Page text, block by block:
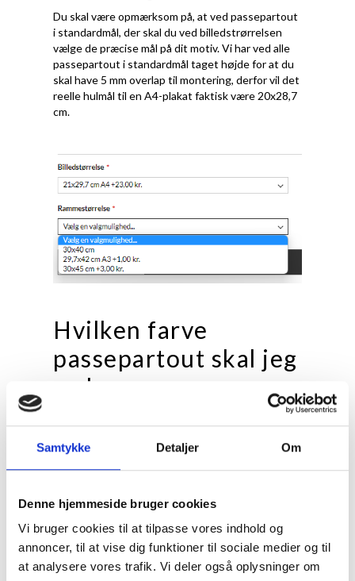
Samtykke Detaljer Om
Denne hjemmeside bruger cookies
Vi bruger cookies til at tilpasse vores indhold og
annoncer, til at vise dig funktioner til sociale medier og til
at analysere vores trafik. Vi deler også oplysninger om
Du skal være opmærksom på, at ved passepartout
i standardmål, der skal du ved billedstrørrelsen
vælge de præcise mål på dit motiv. Vi har ved alle
passepartout i standardmål taget højde for at du
skal have 5 mm overlap til montering, derfor vil det
reelle hulmål til en A4-plakat faktisk være 20x28,7
cm.
Hvilken farve
passepartout skal jeg
vælge
Hver farve har sine styrker og svagheder. Se her,
hvad der passer til lige dit motiv:
Forsiden af passepartout'en er varm hvid, hvilket
såsom eksempelvis kunsttryk, der typisk har
varme og relativt afdæmpede farver.
Farvebilleder generelt, sepia / bruntonede farve-